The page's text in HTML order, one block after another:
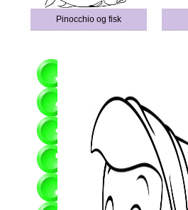
Pinocchio og fisk